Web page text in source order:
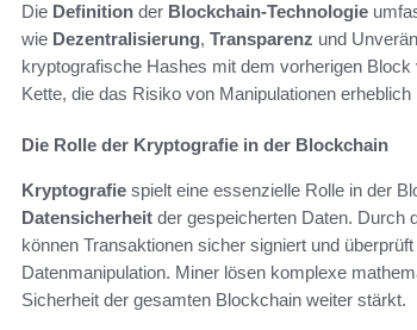
Die Definition der Blockchain-Technologie
wie Dezentralisierung, Transparenz und
kryptografische Hashes mit dem vorherigen
Kette, die das Risiko von Manipulationen erheblich
Die Rolle der Kryptografie in der Blockchain
Kryptografie spielt eine essenzielle Rolle in der
Datensicherheit der gespeicherten Daten. Durch
können Transaktionen sicher signiert und
Datenmanipulation. Miner lösen komplexe
Sicherheit der gesamten Blockchain weiter stärkt.